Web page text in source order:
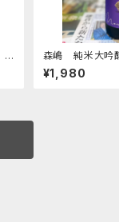
森嶋 純米大吟
ｌ
¥1,980